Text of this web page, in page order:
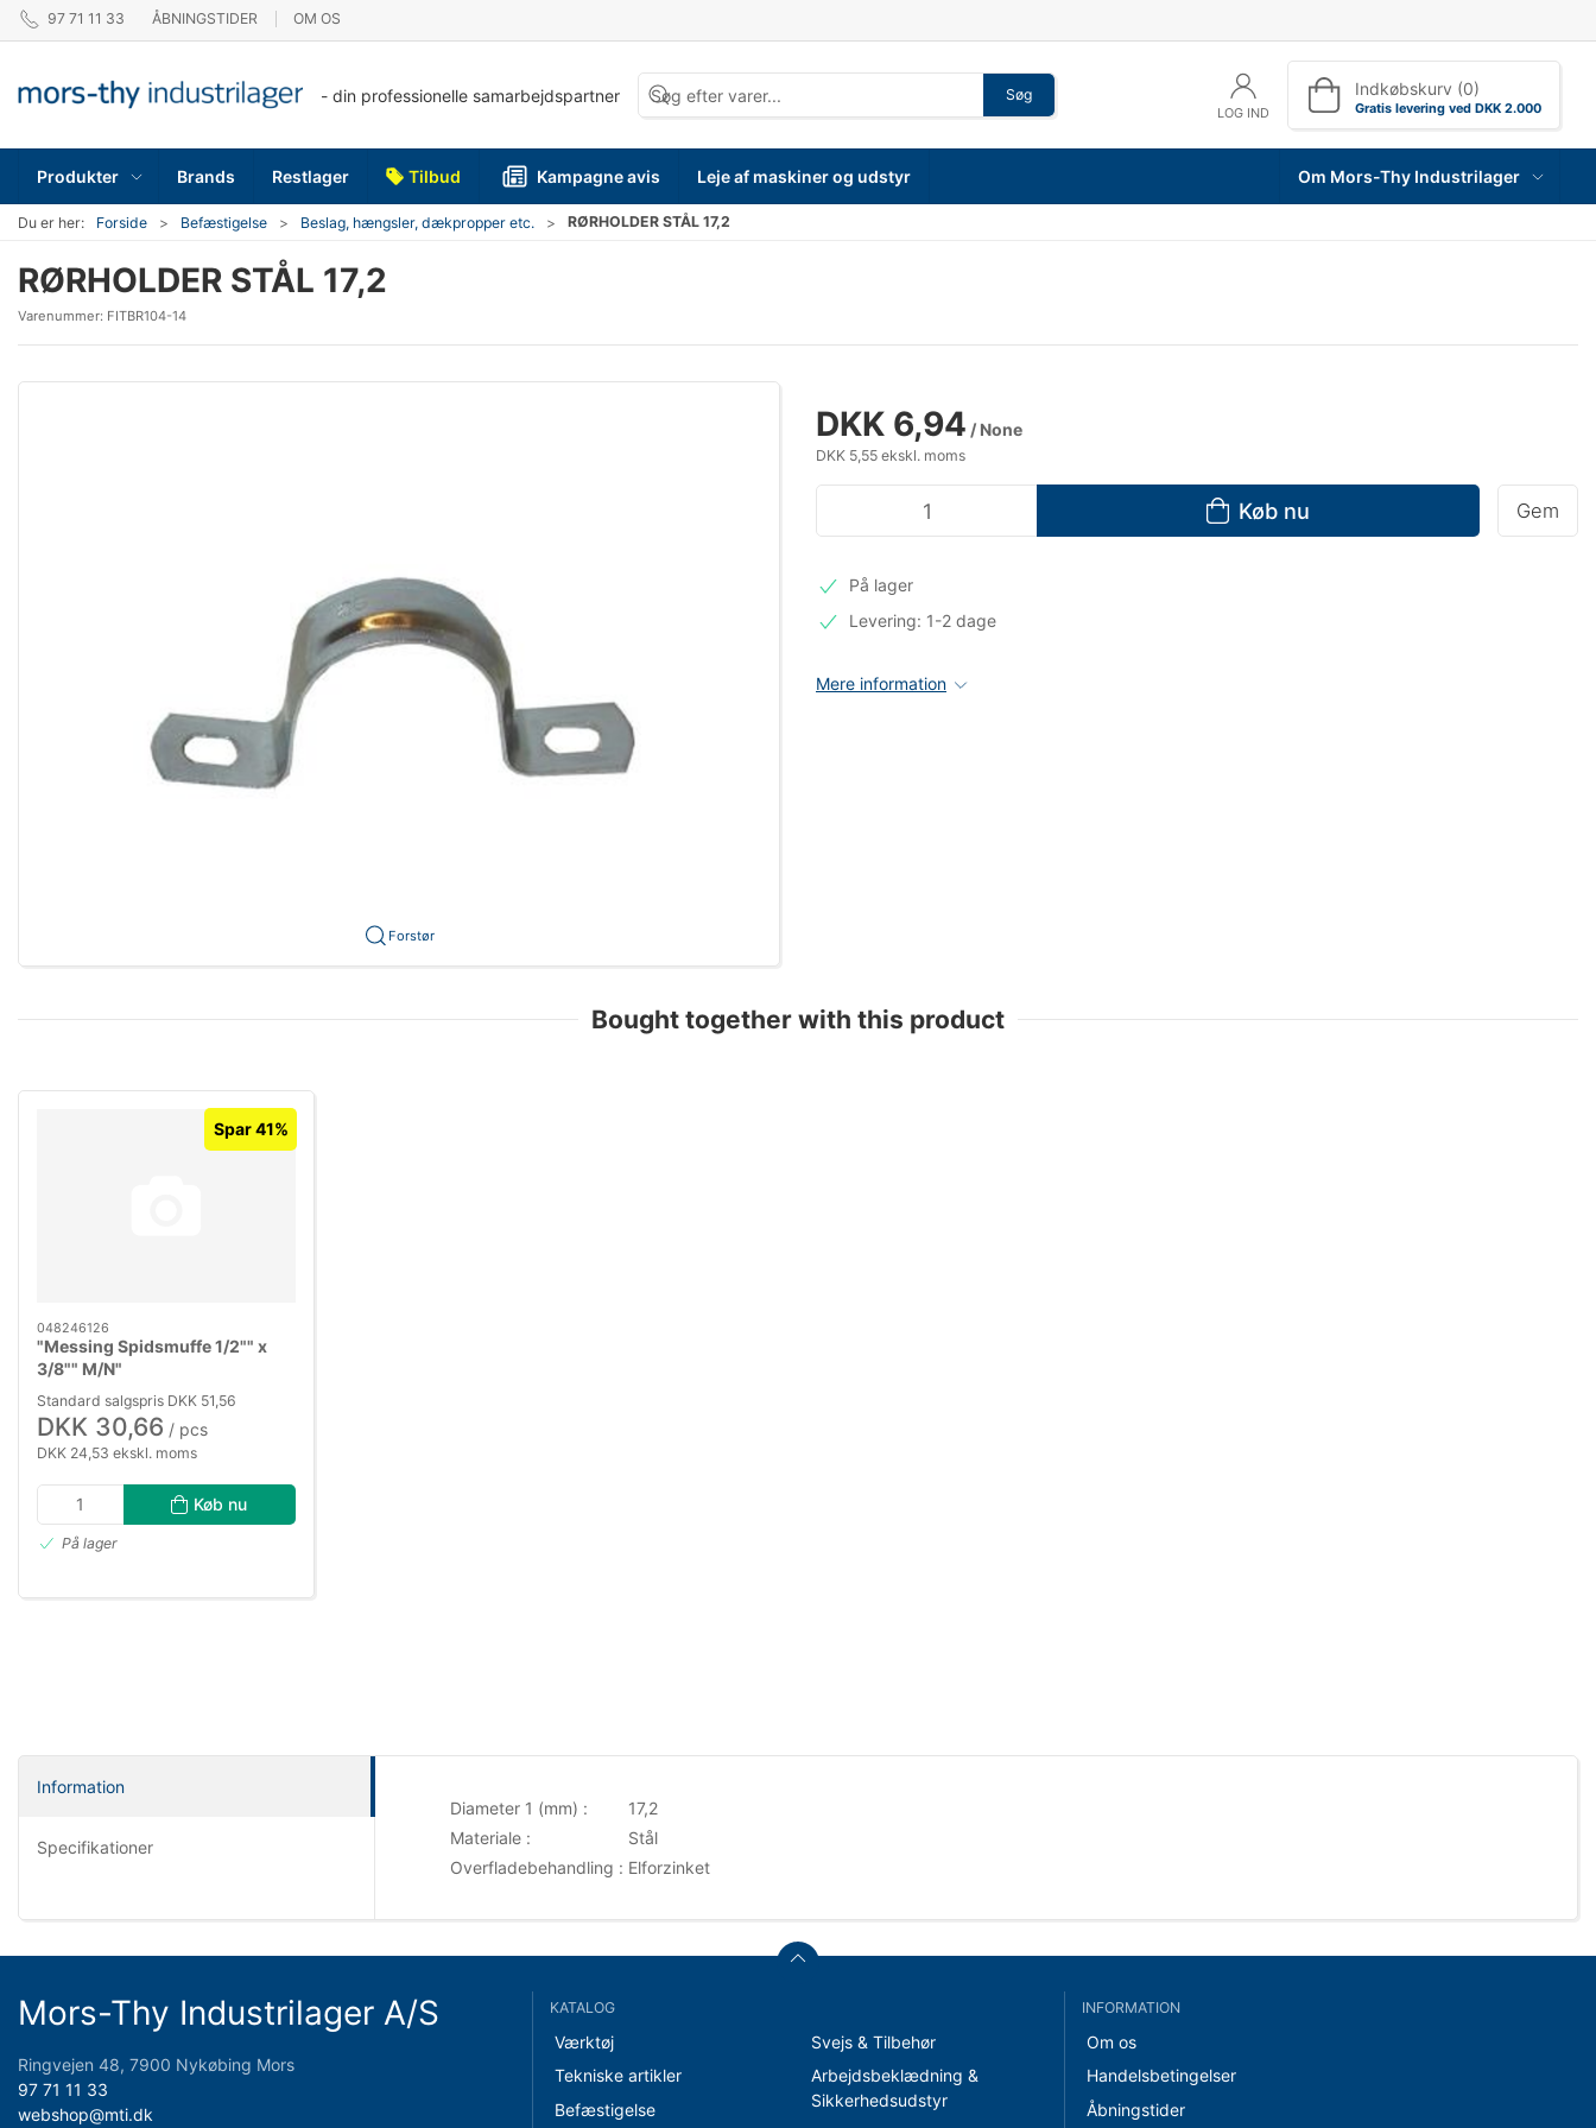
97 71 11 33 ÅBNINGSTIDER OM OS
- din professionelle samarbejdspartner Søg
LOG IND
Indkøbskurv (0)
Gratis levering ved DKK 2.000
Produkter Brands Restlager Tilbud Kampagne avis Leje af maskiner og udstyr Om Mors-Thy Industrilager
Du er her: Forside Befæstigelse Beslag, hængsler, dækpropper etc. RØRHOLDER STÅL 17,2
RØRHOLDER STÅL 17,2
Varenummer: FITBR104-14
Forstør
DKK 6,94 / None
DKK 5,55 ekskl. moms
Køb nu Gem
På lager
Levering: 1-2 dage
Mere information
Bought together with this product
Spar 41%
048246126
"Messing Spidsmuffe 1/2"" x
3/8"" M/N"
Standard salgspris DKK 51,56
DKK 30,66 / pcs
DKK 24,53 ekskl. moms
Køb nu
På lager
Information
Specifikationer
Diameter 1 (mm) :
17,2
Materiale :
Stål
Overfladebehandling : Elforzinket
Mors-Thy Industrilager A/S
Ringvejen 48, 7900 Nykøbing Mors
97 71 11 33
webshop@mti.dk
KATALOG
Værktøj
Tekniske artikler
Befæstigelse
Svejs & Tilbehør
Arbejdsbeklædning &
Sikkerhedsudstyr
INFORMATION
Om os
Handelsbetingelser
Åbningstider